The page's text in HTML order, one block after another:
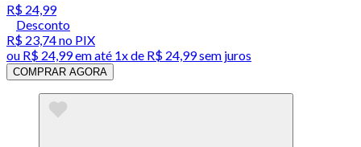
R$ 24,99
Desconto
R$ 23,74no PIX
ou R$ 24,99em até 1x de R$ 24,99sem juros
COMPRAR AGORA